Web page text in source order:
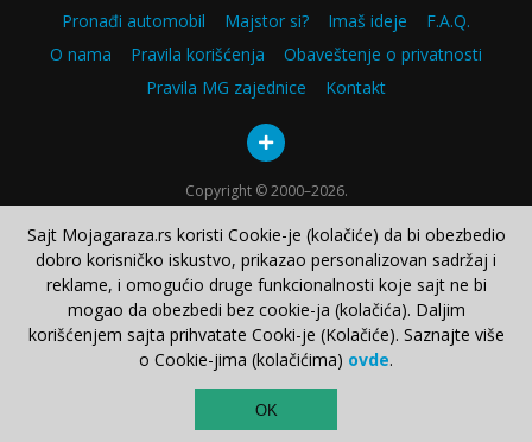
Pronađi automobil Majstor si? Imaš ideje
F.A.Q.
O nama
Pravila korišćenja
Obaveštenje o privatnosti
Pravila MG zajednice
Kontakt
Copyright © 2000–2026.
Sajt Mojagaraza.rs koristi Cookie-je (kolačiće) da bi obezbedio
dobro korisničko iskustvo, prikazao personalizovan sadržaj i
reklame, i omogućio druge funkcionalnosti koje sajt ne bi
mogao da obezbedi bez cookie-ja (kolačića). Daljim
korišćenjem sajta prihvatate Cooki-je (Kolačiće). Saznajte više
o Cookie-jima (kolačićima) ovde.
OK